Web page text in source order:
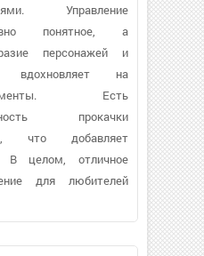
Управление
понятное, а
персонажей и
вдохновляет на
Есть
прокачки
что добавляет
В целом, отличное
для любителей